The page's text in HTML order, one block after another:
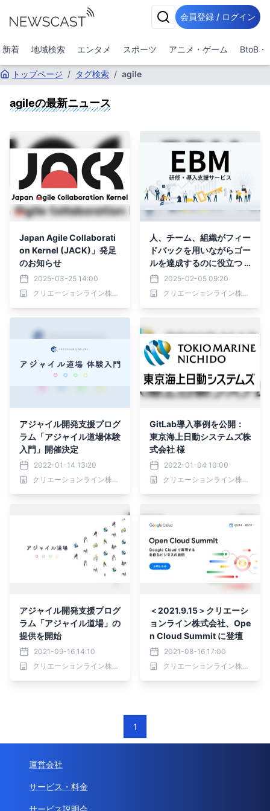
会員登録 / ログイン
新着 地域検索 エンタメ スポーツ アニメ・ゲーム BtoB・
トップページ / タグ検索 / agile
agileの最新ニュース
Japan Agile Collaborati
on Kernel (JACK)」発足
のお知らせ
2025-03-25 14:00
クリエーションライン株式会社
人、チーム、組織がフィー
ドバックを用いながらゴー
ルを達成するのに役⽴つ E
BM研修・導入支援サービ
スを開始
2025-02-05 09:20
クリエーションライン株式会社
アジャイル開発支援プログ
ラム「アジャイル道場体験
入門」開催決定
2022-01-14 13:20
クリエーションライン株式会社
GitLab導入事例を公開：
東京海上日動システムズ株
式会社 様
2022-01-04 10:00
クリエーションライン株式会社
アジャイル開発支援プログ
ラム「アジャイル道場」の
提供を開始
2021-09-16 14:10
クリエーションライン株式会社
＜2021.9.15＞クリエーシ
ョンライン株式会社、Ope
n Cloud Summit に登壇
2021-08-16 17:00
クリエーションライン株式会社
1
運営会社
サービス・料金
サービス説明会